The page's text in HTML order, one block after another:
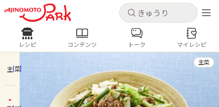
キャンセル
ログインするとレシピを保存できます
新規登録
キャンセル
レシピ コンテンツ
人気の食材・レシピ
レシピ コンテンツ トーク マイレシピ
主菜
主菜